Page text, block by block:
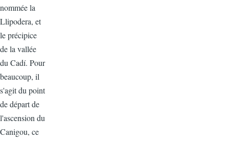
nommée la
Llipodera, et
le précipice
de la vallée
du Cadí. Pour
beaucoup, il
s'agit du point
de départ de
l'ascension du
Canigou, ce